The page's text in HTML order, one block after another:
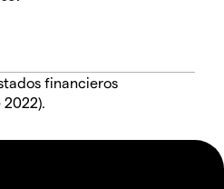
financieros